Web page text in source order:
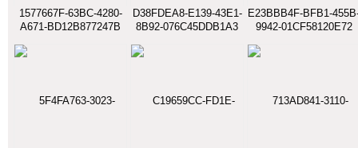
1577667F-63BC-4280-
A671-BD12B877247B
D38FDEA8-E139-43E1-
8B92-076C45DDB1A3
E23BBB4F-BFB1-
9942-01CF58120E72